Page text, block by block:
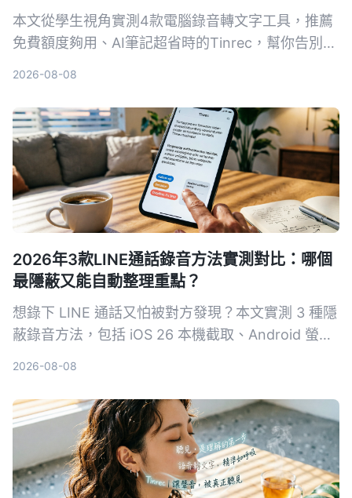
本文從學生視角實測4款電腦錄音轉文字工具，推薦
免費額度夠用、AI筆記超省時的Tinrec，幫你告別手
2026-08-08
2026年3款LINE通話錄音方法實測對比：哪個
最隱蔽又能自動整理重點？
想錄下 LINE 通話又怕被對方發現？本文實測 3 種隱
蔽錄音方法，包括 iOS 26 本機截取、Android 螢幕
2026-08-08